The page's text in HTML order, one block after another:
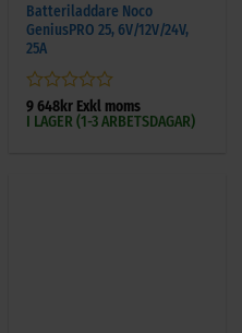
Batteriladdare Noco
GeniusPRO 25, 6V/12V/24V,
25A
Betygsatt
9 648kr Exkl moms
I LAGER (1-3 ARBETSDAGAR)